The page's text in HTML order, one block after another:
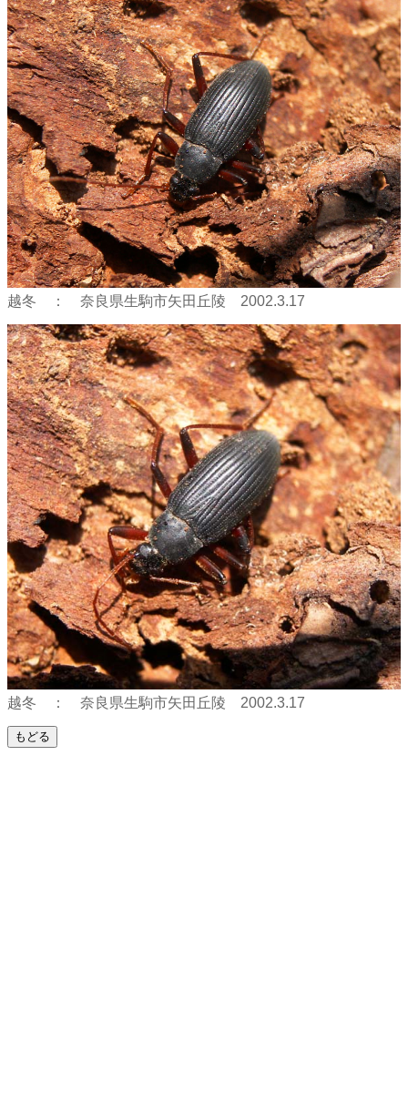
越冬 ： 奈良県生駒市矢田丘陵 2002.3.17
越冬 ： 奈良県生駒市矢田丘陵 2002.3.17